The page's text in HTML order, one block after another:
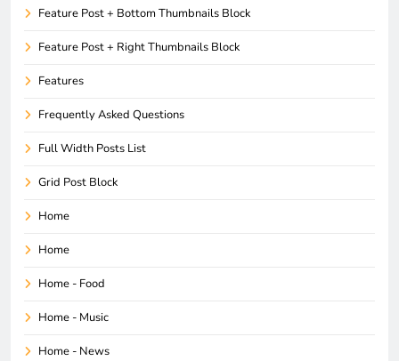
Feature Post + Bottom Thumbnails Block
Feature Post + Right Thumbnails Block
Features
Frequently Asked Questions
Full Width Posts List
Grid Post Block
Home
Home
Home - Food
Home - Music
Home - News